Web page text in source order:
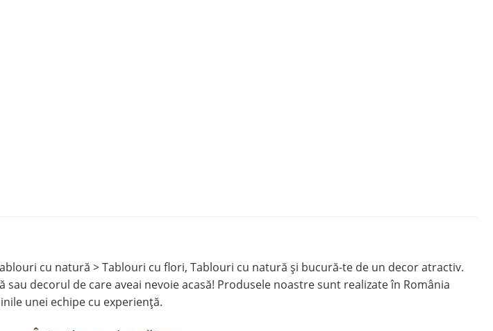
cu natură > Tablouri cu flori, Tablouri cu natură și bucură-te de un decor atractiv.
sau decorul de care aveai nevoie acasă! Produsele noastre sunt realizate în România
unei echipe cu experiență.